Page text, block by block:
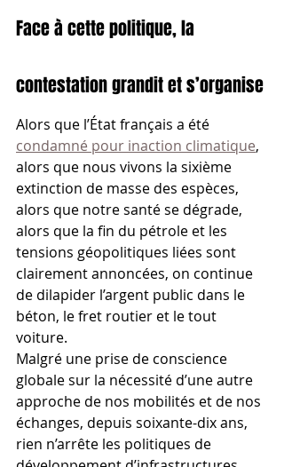
Face à cette politique, la
contestation grandit et s’organise
Alors que l’État français a été
condamné pour inaction climatique,
alors que nous vivons la sixième
extinction de masse des espèces,
alors que notre santé se dégrade,
alors que la fin du pétrole et les
tensions géopolitiques liées sont
clairement annoncées, on continue
de dilapider l’argent public dans le
béton, le fret routier et le tout
voiture.
Malgré une prise de conscience
globale sur la nécessité d’une autre
approche de nos mobilités et de nos
échanges, depuis soixante-dix ans,
rien n’arrête les politiques de